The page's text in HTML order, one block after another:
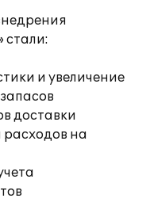
стали:
и увеличение
доставки
расходов на